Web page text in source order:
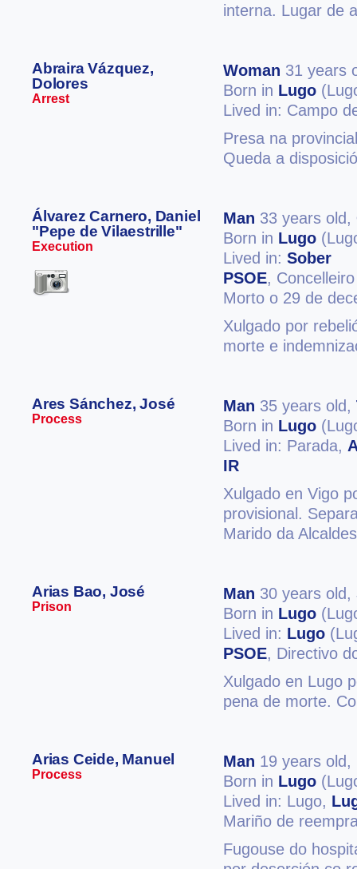
interna. Lugar de
Abraira Vázquez,
Dolores
Arrest
Woman 31 years
Born in Lugo
Lived in: Campo
Presa na
Queda a
Álvarez Carnero, Daniel
"Pepe de Vilaestrille"
Execution
Man 33 years old,
Born in Lugo
Lived in: Sober
PSOE,
Morto o 29 de
Xulgado por
morte e
Ares Sánchez, José
Process
Man 35 years old,
Born in Lugo
Lived in: Parada,
IR
Xulgado en Vigo
provisional.
Marido da
Arias Bao, José
Prison
Man 30 years old,
Born in Lugo
Lived in: Lugo
PSOE, Directivo
Xulgado en Lugo
pena de morte.
Arias Ceide, Manuel
Process
Man 19 years old,
Born in Lugo
Lived in: Lugo,
Mariño de
Fugouse do